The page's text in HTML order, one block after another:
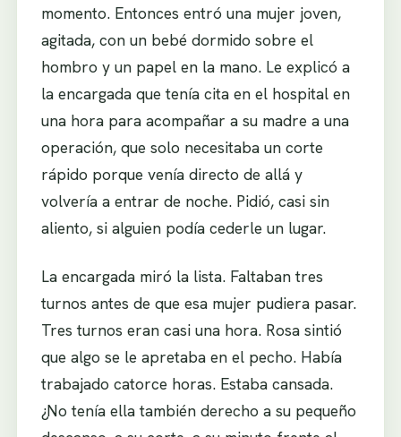
momento. Entonces entró una mujer joven,
agitada, con un bebé dormido sobre el
hombro y un papel en la mano. Le explicó a
la encargada que tenía cita en el hospital en
una hora para acompañar a su madre a una
operación, que solo necesitaba un corte
rápido porque venía directo de allá y
volvería a entrar de noche. Pidió, casi sin
aliento, si alguien podía cederle un lugar.
La encargada miró la lista. Faltaban tres
turnos antes de que esa mujer pudiera pasar.
Tres turnos eran casi una hora. Rosa sintió
que algo se le apretaba en el pecho. Había
trabajado catorce horas. Estaba cansada.
¿No tenía ella también derecho a su pequeño